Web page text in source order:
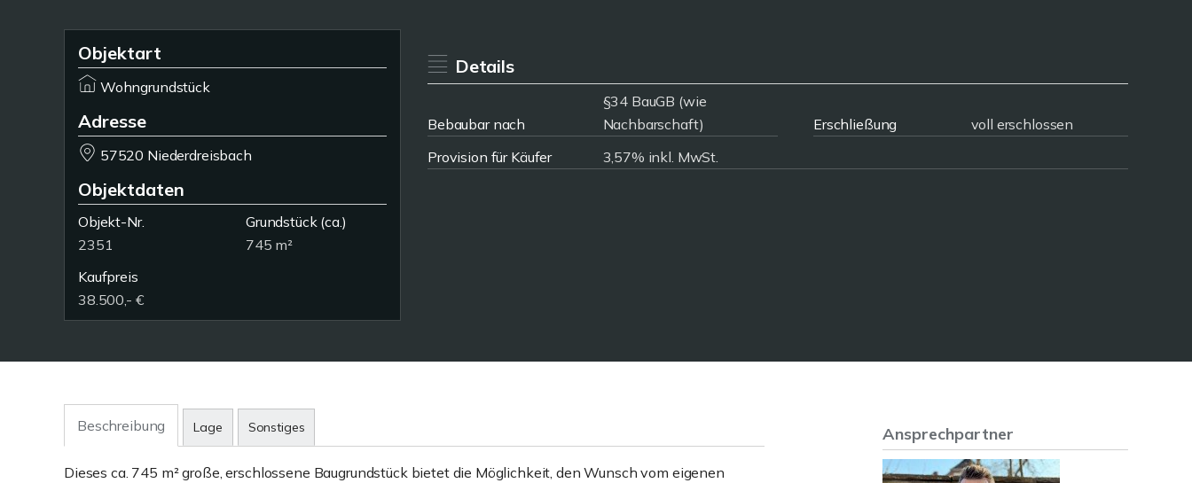
Objektart
Wohngrundstück
Adresse
57520 Niederdreisbach
Objektdaten
Objekt-Nr.
2351
Grundstück(ca.)
745 m²
Kaufpreis
38.500,- €
Details
Bebaubar nach
§34 BauGB (wie
Nachbarschaft)
Erschließung
voll erschlossen
Provision für Käufer
3,57% inkl. MwSt.
Beschreibung Lage Sonstiges
Dieses ca. 745 m² große, erschlossene Baugrundstück bietet die Möglichkeit, den Wunsch vom eigenen
Ansprechpartner